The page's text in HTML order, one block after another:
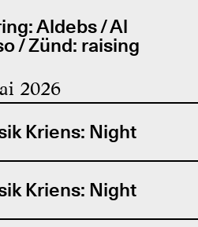
Aldebs / Al
/ Zünd: raising
2026
Kriens: Night
Kriens: Night